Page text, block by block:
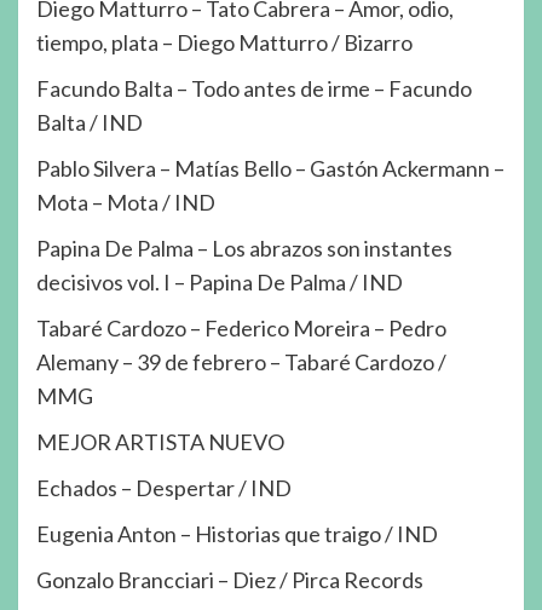
Diego Matturro – Tato Cabrera – Amor, odio,
tiempo, plata – Diego Matturro / Bizarro
Facundo Balta – Todo antes de irme – Facundo
Balta / IND
Pablo Silvera – Matías Bello – Gastón Ackermann –
Mota – Mota / IND
Papina De Palma – Los abrazos son instantes
decisivos vol. I – Papina De Palma / IND
Tabaré Cardozo – Federico Moreira – Pedro
Alemany – 39 de febrero – Tabaré Cardozo /
MMG
MEJOR ARTISTA NUEVO
Echados – Despertar / IND
Eugenia Anton – Historias que traigo / IND
Gonzalo Brancciari – Diez / Pirca Records